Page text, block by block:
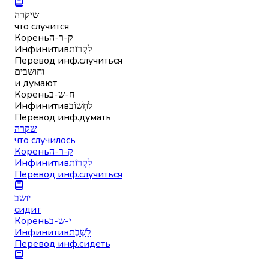
שיקרה
что случится
Кореньק-ר-ה
Инфинитивלִקְרוֹת
Перевод инф.случиться
וחושבים
и думают
Кореньח-ש-ב
Инфинитивלַחְשׁוֹב
Перевод инф.думать
שקרה
что случилось
Кореньק-ר-ה
Инфинитивלִקְרוֹת
Перевод инф.случиться
יושב
сидит
Кореньי-ש-ב
Инфинитивלָשֶׁבֶת
Перевод инф.сидеть